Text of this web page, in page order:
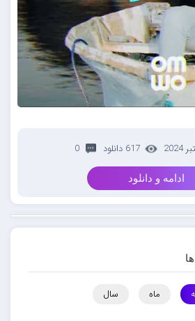
617 دانلود 0
ادامه و دانلود
ماه سال